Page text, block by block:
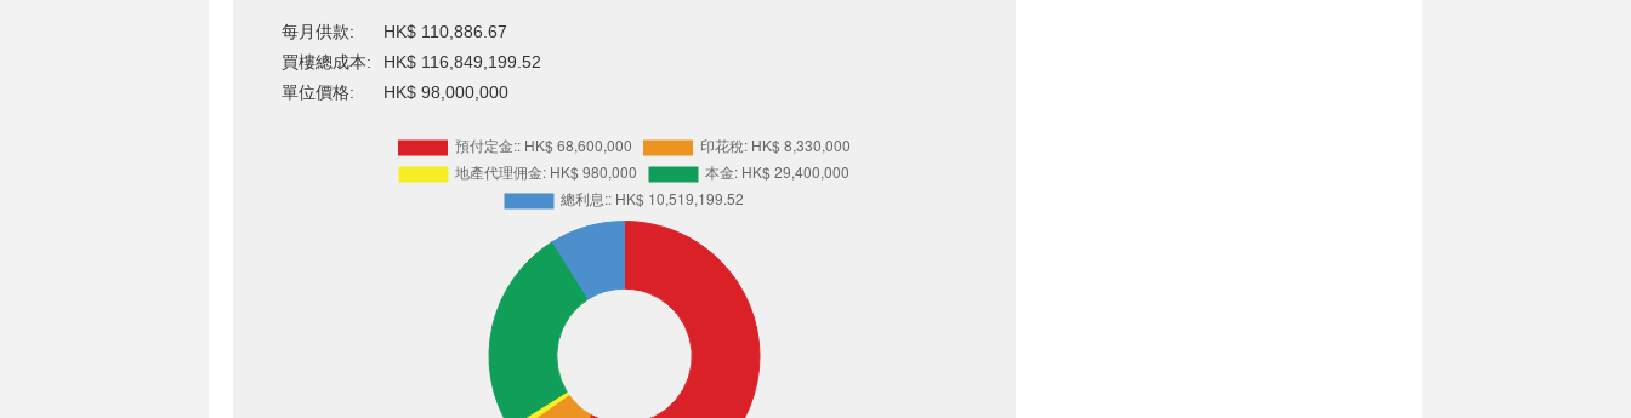
每月供款:
HK$ 110,886.67
買樓總成本:
HK$ 116,849,199.52
單位價格:
HK$ 98,000,000